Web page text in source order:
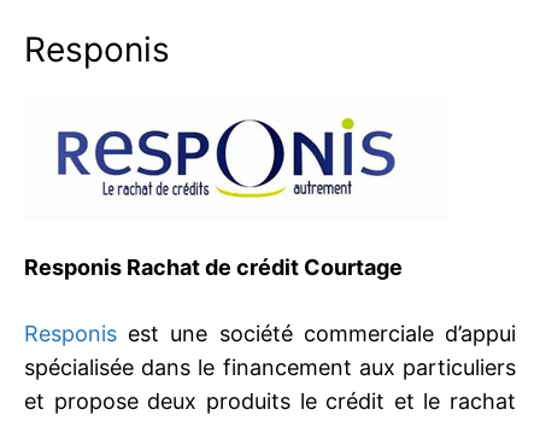
Responis
Responis Rachat de crédit Courtage
Responis est une société commerciale d’appui
spécialisée dans le financement aux particuliers
et propose deux produits le crédit et le rachat